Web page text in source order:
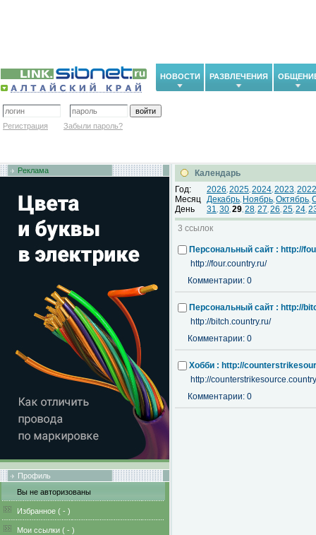
НОВОСТИ РАЗВЛЕЧЕНИЯ
Регистрация Забыли пароль?
Реклама
Профиль
Вы не авторизованы
Избранное ( - )
Мои ссылки ( - )
Календарь
Год:
2026, 2025, 2024, 2023, 2022
Месяц Декабрь, Ноябрь, Октябрь,
День
31, 30, 29, 28, 27, 26, 25, 24,
3 ссылок
Персональный сайт : http://
http://four.country.ru/
Комментарии: 0
Персональный сайт : http://
http://bitch.country.ru/
Комментарии: 0
Хобби : http://
http://
Комментарии: 0